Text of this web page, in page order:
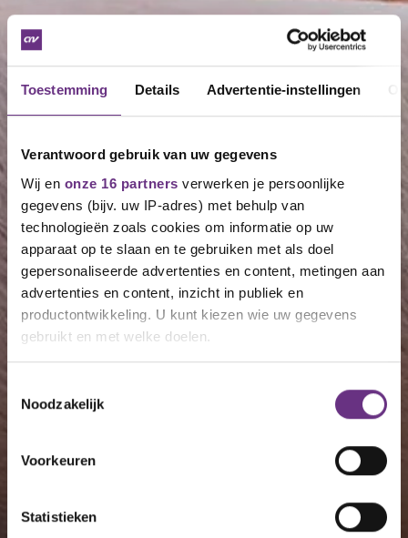
Toestemming Details Advertentie-instellingen
Verantwoord gebruik van uw gegevens
Wij en onze 16 partners verwerken je persoonlijke
gegevens (bijv. uw IP-adres) met behulp van
technologieën zoals cookies om informatie op uw
apparaat op te slaan en te gebruiken met als doel
gepersonaliseerde advertenties en content, metingen aan
advertenties en content, inzicht in publiek en
productontwikkeling. U kunt kiezen wie uw gegevens
gebruikt en met welke doelen.
Informatie verzamelen over uw geografische
Uw apparaat identificeren door het actief te
scannen op specifieke eigenschappen (fingerprinting)
verwerkt en stel uw voorkeuren in het
detailgedeelte in.
Noodzakelijk
Voorkeuren
Statistieken